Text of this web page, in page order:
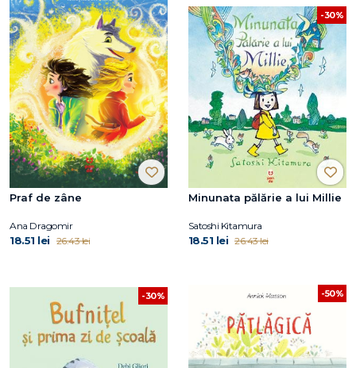
Praf de zâne
Ana Dragomir
18.51 lei 26.43 lei
-30%
Minunata pălărie a lui Millie
Satoshi Kitamura
18.51 lei 26.43 lei
-30% -50%